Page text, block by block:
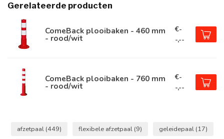
Gerelateerde producten
ComeBack plooibaken - 460 mm
- rood/wit
€-
-,--
ComeBack plooibaken - 760 mm
- rood/wit
€-
-,--
afzetpaal (449) flexibele afzetpaal (9) geleidepaal (17)